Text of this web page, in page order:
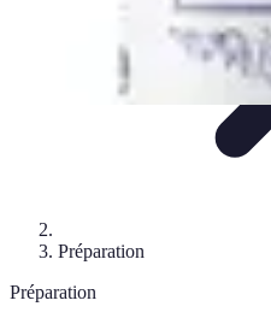
Préparation
Préparation